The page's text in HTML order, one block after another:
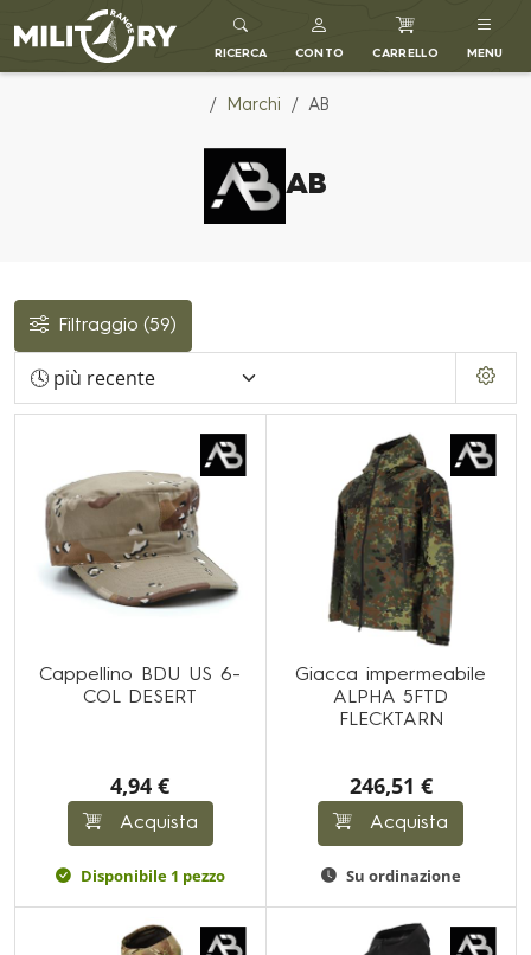
MILITARY RANGE IT
RICERCA CONTO CARRELLO MENU
Marchi AB
AB
Filtraggio (59)
Cappellino BDU US 6-
COL DESERT
4,94 €
Acquista
Disponibile 1 pezzo
Giacca impermeabile
ALPHA 5FTD
FLECKTARN
246,51 €
Acquista
Su ordinazione